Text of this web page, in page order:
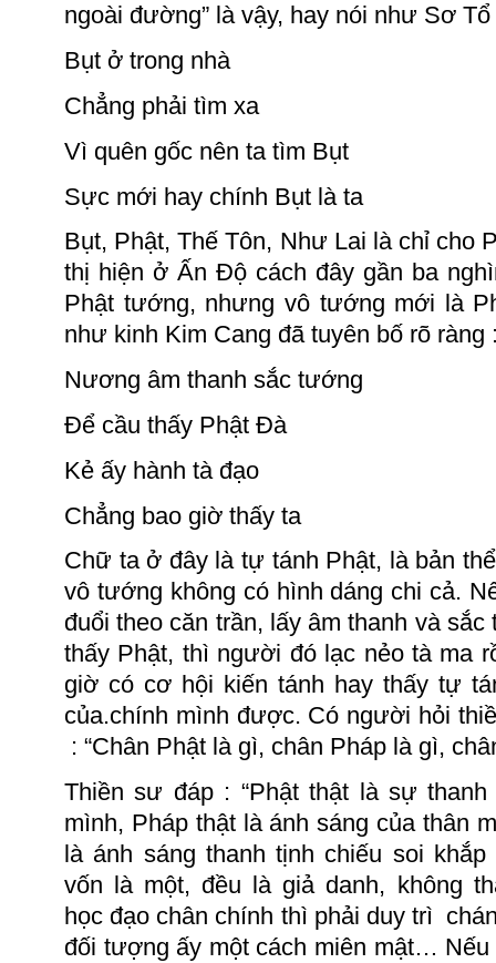
ngoài đường” là vậy, hay nói như Sơ
Bụt ở trong nhà
Chẳng phải tìm xa
Vì quên gốc nên ta tìm Bụt
Sực mới hay chính Bụt là ta
Bụt, Phật, Thế Tôn, Như Lai là chỉ cho
thị hiện ở Ấn Độ cách đây gần ba
Phật tướng, nhưng vô tướng mới là
như kinh Kim Cang đã tuyên bố rõ ràng
Nương âm thanh sắc tướng
Để cầu thấy Phật Đà
Kẻ ấy hành tà đạo
Chẳng bao giờ thấy ta
Chữ ta ở đây là tự tánh Phật, là bản
vô tướng không có hình dáng chi cả.
đuổi theo căn trần, lấy âm thanh và
thấy Phật, thì người đó lạc nẻo tà ma
giờ có cơ hội kiến tánh hay thấy tự
của.chính mình được. Có người hỏi
: “Chân Phật là gì, chân Pháp là gì,
Thiền sư đáp : “Phật thật là sự
mình, Pháp thật là ánh sáng của thân
là ánh sáng thanh tịnh chiếu soi
vốn là một, đều là giả danh, không
học đạo chân chính thì phải duytrì
đối tượng ấy một cách miên mật…